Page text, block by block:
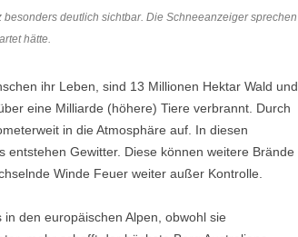
deutlich sichtbar. Die Schneeanzeiger sprechen
hätte.
ihr Leben, sind 13 Millionen Hektar Wald und
eine Milliarde (höhere) Tiere verbrannt. Durch
in die Atmosphäre auf. In diesen
Gewitter. Diese können weitere Brände
Winde Feuer weiter außer Kontrolle.
in den europäischen Alpen, obwohl sie